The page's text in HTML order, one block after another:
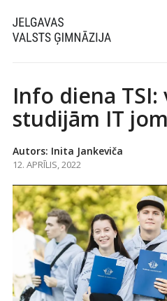
Info diena TSI:
studijām IT
Autors: Inita Jankeviča
12. APRĪLIS, 2022